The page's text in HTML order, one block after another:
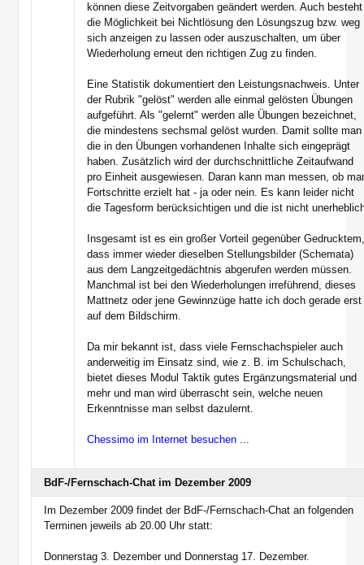
können diese Zeitvorgaben geändert werden. Auch besteht
die Möglichkeit bei Nichtlösung den Lösungszug bzw. weg
sich anzeigen zu lassen oder auszuschalten, um über
Wiederholung erneut den richtigen Zug zu finden.
Eine Statistik dokumentiert den Leistungsnachweis. Unter
der Rubrik "gelöst" werden alle einmal gelösten Übungen
aufgeführt. Als "gelernt" werden alle Übungen bezeichnet,
die mindestens sechsmal gelöst wurden. Damit sollte man
die in den Übungen vorhandenen Inhalte sich eingeprägt
haben. Zusätzlich wird der durchschnittliche Zeitaufwand
pro Einheit ausgewiesen. Daran kann man messen, ob
Fortschritte erzielt hat - ja oder nein. Es kann leider nicht
die Tagesform berücksichtigen und die ist nicht
Insgesamt ist es ein großer Vorteil gegenüber
dass immer wieder dieselben Stellungsbilder (Schemata)
aus dem Langzeitgedächtnis abgerufen werden müssen.
Manchmal ist bei den Wiederholungen irreführend, dieses
Mattnetz oder jene Gewinnzüge hatte ich doch gerade erst
auf dem Bildschirm.
Da mir bekannt ist, dass viele Fernschachspieler auch
anderweitig im Einsatz sind, wie z. B. im Schulschach,
bietet dieses Modul Taktik gutes Ergänzungsmaterial und
mehr und man wird überrascht sein, welche neuen
Erkenntnisse man selbst dazulernt.
Chessimo im Internet besuchen ...
BdF-/Fernschach-Chat im Dezember 2009
Im Dezember 2009 findet der BdF-/Fernschach-Chat an folgenden
Terminen jeweils ab 20.00 Uhr statt:
Donnerstag 3. Dezember und Donnerstag 17. Dezember.